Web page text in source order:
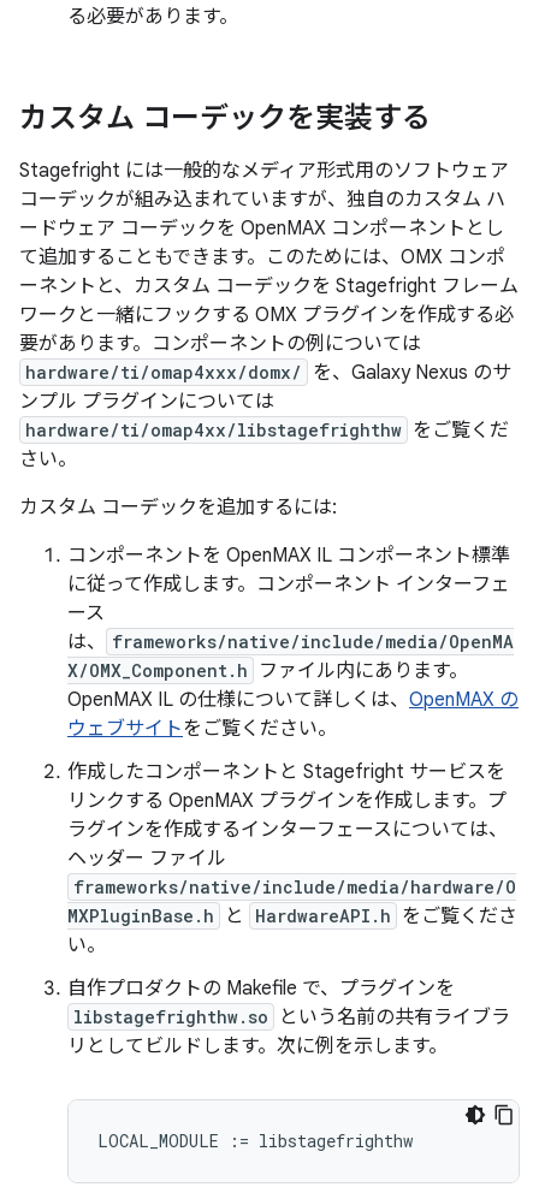
る必要があります。
カスタム コーデックを実装する
Stagefright には一般的なメディア形式用のソフトウェア
コーデックが組み込まれていますが、独自のカスタム ハ
ードウェア コーデックを OpenMAX コンポーネントとし
て追加することもできます。このためには、OMX コンポ
ーネントと、カスタム コーデックを Stagefright フレーム
ワークと一緒にフックする OMX プラグインを作成する必
要があります。コンポーネントの例については
hardware/ti/omap4xxx/domx/
を、Galaxy Nexus のサ
ンプル プラグインについては
hardware/ti/omap4xx/libstagefrighthw をご覧くだ
さい。
カスタム コーデックを追加するには:
コンポーネントを OpenMAX IL コンポーネント標準
に従って作成します。コンポーネント インターフェ
ース
は、
frameworks/native/include/media/OpenMA
X/OMX_Component.h
ファイル内にあります。
OpenMAX IL の仕様について詳しくは、 OpenMAX の
ウェブサイトをご覧ください。
作成したコンポーネントと Stagefright サービスを
リンクする OpenMAX プラグインを作成します。プ
ラグインを作成するインターフェースについては、
ヘッダー ファイル
frameworks/native/include/media/hardware/O
MXPluginBase.h
と HardwareAPI.h をご覧くださ
い。
自作プロダクトの Makefile で、プラグインを
libstagefrighthw.so
という名前の共有ライブラ
リとしてビルドします。次に例を示します。